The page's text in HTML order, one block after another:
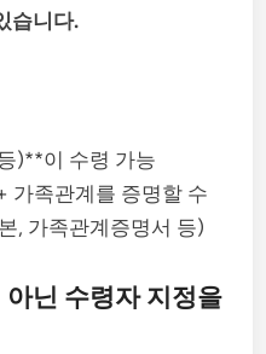
습니다.
)**이 수령 가능
가족관계를 증명할 수
, 가족관계증명서 등)
아닌 수령자 지정을